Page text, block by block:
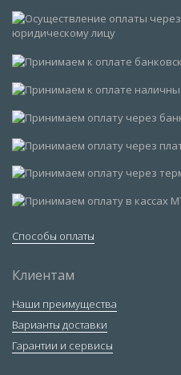
Способы оплаты
Клиентам
Наши преимущества
Варианты доставки
Гарантии и сервисы